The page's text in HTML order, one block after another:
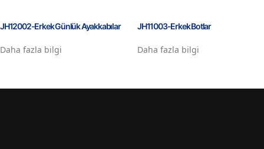
JH12002-Erkek Günlük Ayakkabılar
Daha fazla bilgi
JH11003-Erkek Botlar
Daha fazla bilgi